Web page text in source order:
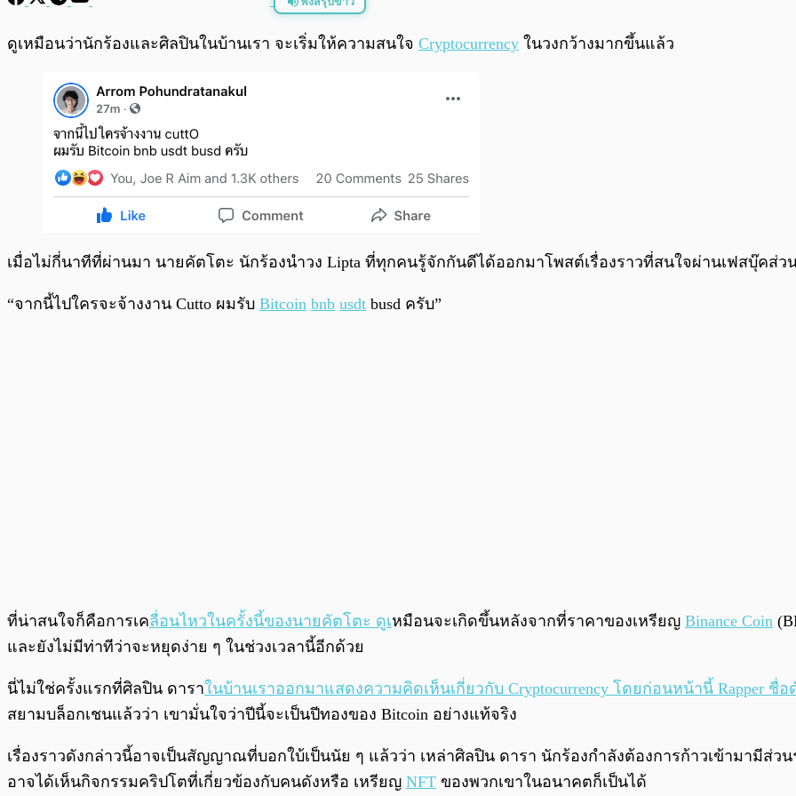
พร้อมเล่น
ดูเหมือนว่านักร้องและศิลปินในบ้านเรา จะเริ่มให้ความสนใจ Cryptocurrency ในวงกว้างมากขึ้นแล้ว
เมื่อไม่กี่นาทีที่ผ่านมา นายคัตโตะ นักร้องนำวง Lipta ที่ทุกคนรู้จักกันดีได้ออกมาโพสต์เรื่องราวที่สนใจผ่านเฟสบุ๊คส่ว
“จากนี้ไปใครจะจ้างงาน Cutto ผมรับ Bitcoin bnb usdt busd ครับ”
ที่น่าสนใจก็คือการเคลื่อนไหวในครั้งนี้ของนายคัตโตะ ดูเหมือนจะเกิดขึ้นหลังจากที่ราคาของเหรียญ Binance Coin
และยังไม่มีท่าทีว่าจะหยุดง่าย ๆ ในช่วงเวลานี้อีกด้วย
นี่ไม่ใช่ครั้งแรกที่ศิลปิน ดาราในบ้านเราออกมาแสดงความคิดเห็นเกี่ยวกับ Cryptocurrency โดยก่อนหน้านี้ Rapper ชื่อ
สยามบล็อกเชนแล้วว่า เขามั่นใจว่าปีนี้จะเป็นปีทองของ Bitcoin อย่างแท้จริง
เรื่องราวดังกล่าวนี้อาจเป็นสัญญาณที่บอกใบ้เป็นนัย ๆ แล้วว่า เหล่าศิลปิน ดารา นักร้องกำลังต้องการก้าวเข้ามามีส่
อาจได้เห็นกิจกรรมคริปโตที่เกี่ยวข้องกับคนดังหรือ เหรียญ NFT ของพวกเขาในอนาคตก็เป็นได้